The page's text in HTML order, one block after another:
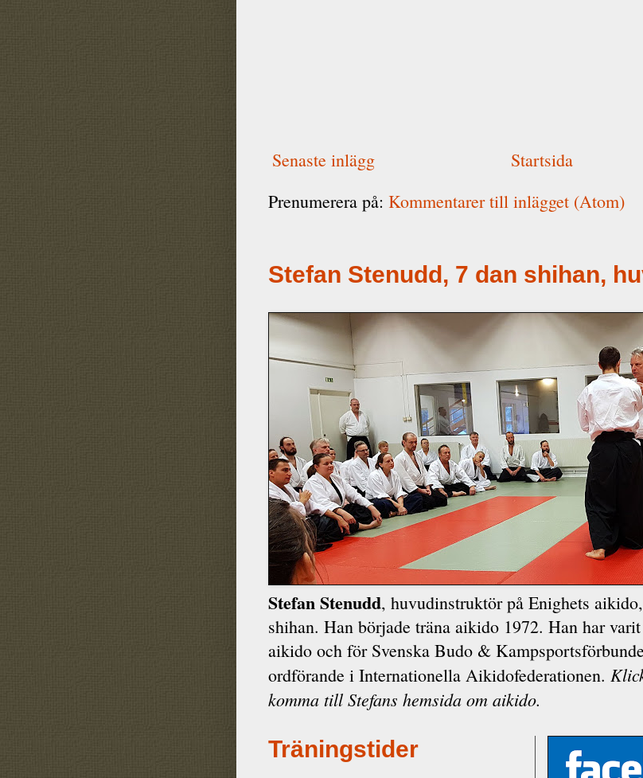
Senaste inlägg
Startsida
Prenumerera på: Kommentarer till inlägget (Atom)
Stefan Stenudd, 7 dan shihan,
Stefan Stenudd, huvudinstruktör på Enighets
shihan. Han började träna aikido 1972. Han har
aikido och för Svenska Budo &
ordförande i Internationella Aikidofederationen.
komma till Stefans hemsida om aikido.
Träningstider